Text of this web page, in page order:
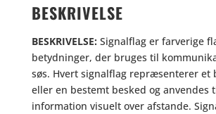
BESKRIVELSE
BESKRIVELSE: Signalflag er farverige
betydninger, der bruges til
søs. Hvert signalflag repræsenterer et
eller en bestemt besked og anvendes
information visuelt over afstande.